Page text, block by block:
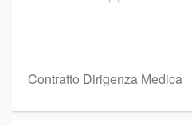
Contratto Dirigenza Medica